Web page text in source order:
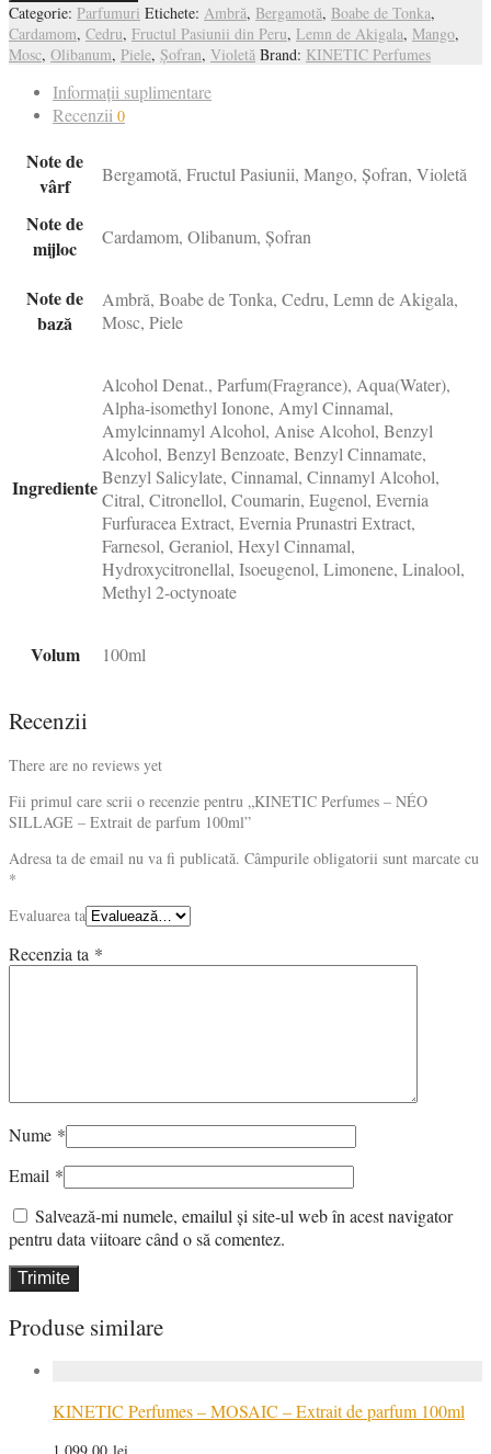
Categorie: Parfumuri Etichete: Ambră, Bergamotă, Boabe de Tonka,
Cardamom, Cedru, Fructul Pasiunii din Peru, Lemn de Akigala, Mango,
Mosc, Olibanum, Piele, Șofran, Violetă Brand: KINETIC Perfumes
Informații suplimentare
Recenzii 0
Note de
vârf
Bergamotă, Fructul Pasiunii, Mango, Șofran, Violetă
Note de
mijloc
Cardamom, Olibanum, Șofran
Note de
bază
Ambră, Boabe de Tonka, Cedru, Lemn de Akigala,
Mosc, Piele
Ingrediente
Alcohol Denat., Parfum(Fragrance), Aqua(Water),
Alpha-isomethyl Ionone, Amyl Cinnamal,
Amylcinnamyl Alcohol, Anise Alcohol, Benzyl
Alcohol, Benzyl Benzoate, Benzyl Cinnamate,
Benzyl Salicylate, Cinnamal, Cinnamyl Alcohol,
Citral, Citronellol, Coumarin, Eugenol, Evernia
Furfuracea Extract, Evernia Prunastri Extract,
Farnesol, Geraniol, Hexyl Cinnamal,
Hydroxycitronellal, Isoeugenol, Limonene, Linalool,
Methyl 2-octynoate
Volum 100ml
Recenzii
There are no reviews yet
Fii primul care scrii o recenzie pentru „KINETIC Perfumes – NÉO
SILLAGE – Extrait de parfum 100ml”
Adresa ta de email nu va fi publicată. Câmpurile obligatorii sunt marcate cu
*
Evaluarea ta
Recenzia ta *
Nume *
Email *
Salvează-mi numele, emailul și site-ul web în acest navigator
pentru data viitoare când o să comentez.
Produse similare
KINETIC Perfumes – MOSAIC – Extrait de parfum 100ml